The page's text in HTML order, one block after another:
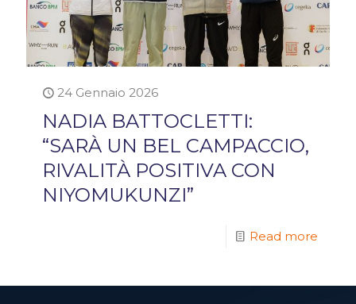
24 Gennaio 2026
NADIA BATTOCLETTI:
“SARÀ UN BEL CAMPACCIO,
RIVALITÀ POSITIVA CON
NIYOMUKUNZI”
Read more